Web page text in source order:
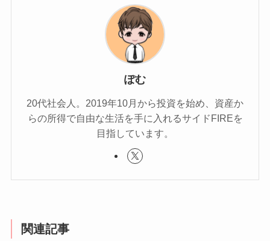
ぽむ
20代社会人。2019年10月から投資を始め、資産か
らの所得で自由な生活を手に入れるサイドFIREを
目指しています。
関連記事